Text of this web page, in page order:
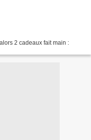
2 cadeaux fait main :